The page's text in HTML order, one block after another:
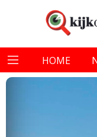
HOME